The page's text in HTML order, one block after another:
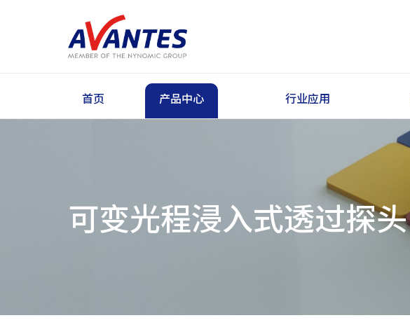
首页 产品中心 行业应用
可变光程浸入式透过探头